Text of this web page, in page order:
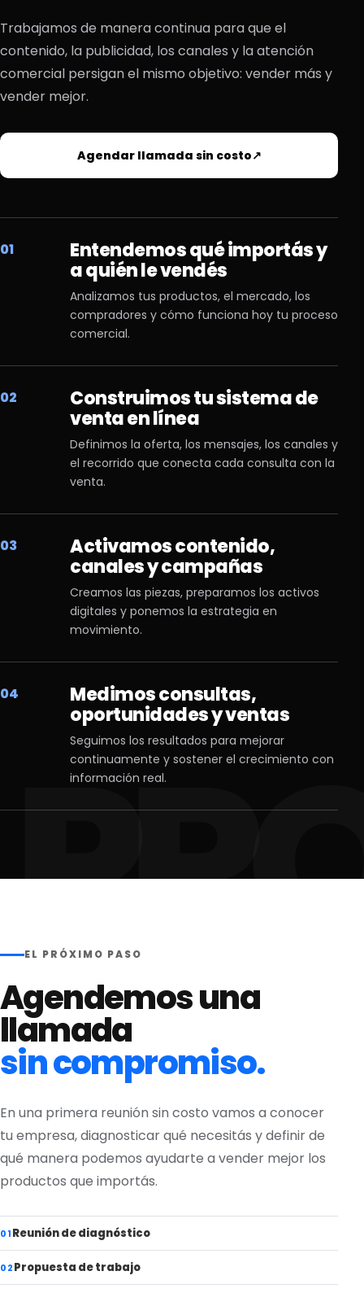
Trabajamos de manera continua para que el
contenido, la publicidad, los canales y la atención
comercial persigan el mismo objetivo: vender más y
vender mejor.
Agendar llamada sin costo↗
01
Entendemos qué importás y
a quién le vendés
Analizamos tus productos, el mercado, los
compradores y cómo funciona hoy tu proceso
comercial.
02
Construimos tu sistema de
venta en línea
Definimos la oferta, los mensajes, los canales y
el recorrido que conecta cada consulta con la
venta.
03
Activamos contenido,
canales y campañas
Creamos las piezas, preparamos los activos
digitales y ponemos la estrategia en
movimiento.
04
Medimos consultas,
oportunidades y ventas
Seguimos los resultados para mejorar
continuamente y sostener el crecimiento con
información real.
EL PRÓXIMO PASO
Agendemos una
llamada
sin compromiso.
En una primera reunión sin costo vamos a conocer
tu empresa, diagnosticar qué necesitás y definir de
qué manera podemos ayudarte a vender mejor los
productos que importás.
01Reunión de diagnóstico
02Propuesta de trabajo